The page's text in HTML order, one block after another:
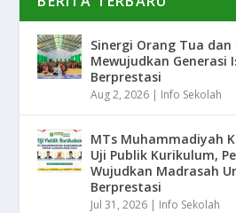
Sinergi Orang Tua dan
Mewujudkan Generasi
Berprestasi
Aug 2, 2026 | Info Sekolah
MTs Muhammadiyah
Uji Publik Kurikulum,
Wujudkan Madrasah
Berprestasi
Jul 31, 2026 | Info Sekolah